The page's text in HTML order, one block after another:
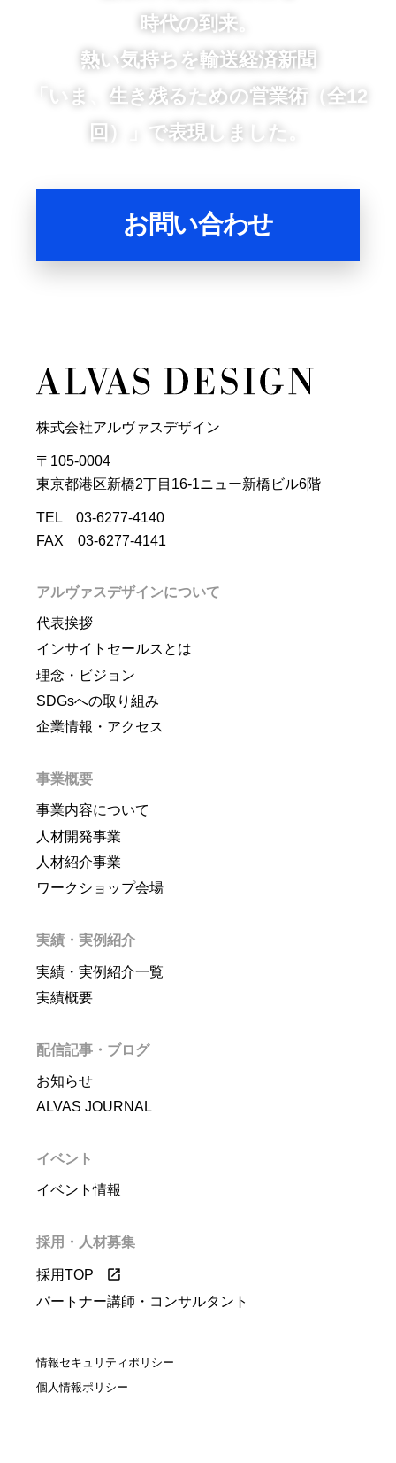
時代の到来。
熱い気持ちを輸送経済新聞
「いま、生き残るための営業術（全12
回）」で表現しました。
お問い合わせ
株式会社アルヴァスデザイン
〒105-0004
東京都港区新橋2丁目16-1ニュー新橋ビル6階
TEL 03-6277-4140
FAX 03-6277-4141
アルヴァスデザインについて
代表挨拶
インサイトセールスとは
理念・ビジョン
SDGsへの取り組み
企業情報・アクセス
事業概要
事業内容について
人材開発事業
人材紹介事業
ワークショップ会場
実績・実例紹介
実績・実例紹介一覧
実績概要
配信記事・ブログ
お知らせ
ALVAS JOURNAL
イベント
イベント情報
採用・人材募集
採用TOP
パートナー講師・コンサルタント
情報セキュリティポリシー
個人情報ポリシー